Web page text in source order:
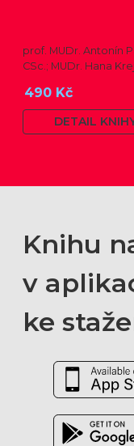
prof. MUDr. Antonín
CSc.; MUDr. Hana
Dokoupilová; prof.
Tomáš Honzík, Ph.D.
490 Kč
DETAIL
Knihu
v
ke